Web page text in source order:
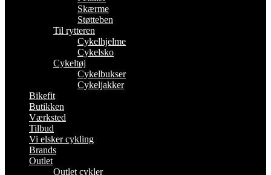
Skærme
Støtteben
Til rytteren
Cykelhjelme
Cykelsko
Cykeltøj
Cykelbukser
Cykeljakker
Bikefit
Butikken
Værksted
Tilbud
Vi elsker cykling
Brands
Outlet
Outlet cykler